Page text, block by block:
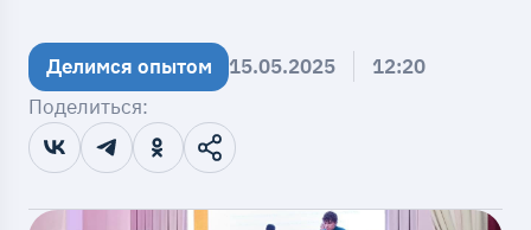
Делимся опытом 15.05.2025
12:20
Поделиться: